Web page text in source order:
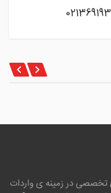
تخصصی در زمینه ی واردات